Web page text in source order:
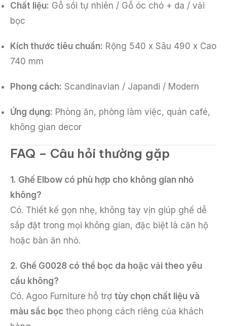
Chất liệu: Gỗ sồi tự nhiên / Gỗ óc chó + da / vải
bọc
Kích thước tiêu chuẩn: Rộng 540 x Sâu 490 x Cao
740 mm
Phong cách: Scandinavian / Japandi / Modern
Ứng dụng: Phòng ăn, phòng làm việc, quán café,
không gian decor
FAQ – Câu hỏi thường gặp
1. Ghế Elbow có phù hợp cho không gian nhỏ
không?
Có. Thiết kế gọn nhẹ, không tay vịn giúp ghế dễ
sắp đặt trong mọi không gian, đặc biệt là căn hộ
hoặc bàn ăn nhỏ.
2. Ghế G0028 có thể bọc da hoặc vải theo yêu
cầu không?
Có. Agoo Furniture hỗ trợ tùy chọn chất liệu và
màu sắc bọc theo phong cách riêng của khách